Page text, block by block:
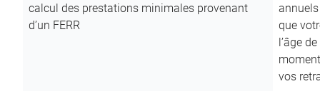
calcul des prestations minimales provenant
d’un FERR
que
l’âge
vos